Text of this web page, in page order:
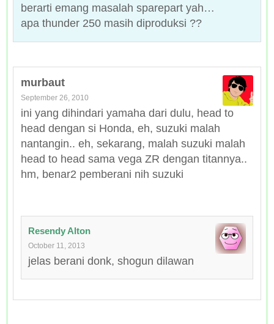
berarti emang masalah sparepart yah…
apa thunder 250 masih diproduksi ??
murbaut
September 26, 2010
ini yang dihindari yamaha dari dulu, head to
head dengan si Honda, eh, suzuki malah
nantangin.. eh, sekarang, malah suzuki malah
head to head sama vega ZR dengan titannya..
hm, benar2 pemberani nih suzuki
Resendy Alton
October 11, 2013
jelas berani donk, shogun dilawan